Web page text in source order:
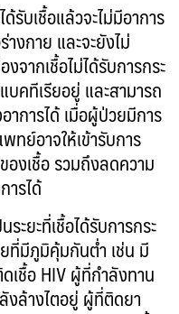
รับเชื้อแล้วจะไม่มีอาการ
งกาย และจะยังไม่
จากเชื้อไม่ได้รับการกระ
บคทีเรียอยู่ และสามารถ
าการได้ เมื่อผู้ป่วยมีการ
ทย์อาจให้เข้ารับการ
งเชื้อ รวมถึงลดความ
ารได้
ระยะที่เชื้อได้รับการกระ
ที่มีภูมิคุ้มกันต่ำ เช่น มี
เชื้อ HIV ผู้ที่กำลังทาน
งล้างไตอยู่ ผู้ที่ติดยา